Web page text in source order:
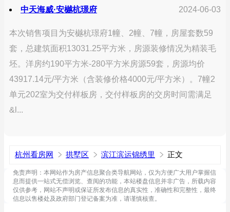
中天海威·安樾杭璟府 2024-06-03
本次销售项目为安樾杭璟府1幢、2幢、7幢，房屋套数59
套，总建筑面积13031.25平方米，房源装修情况为精装毛
坯。洋房约190平方米-280平方米房源59套，房源均价
43917.14元/平方米（含装修价格4000元/平方米）。7幢2
单元202室为交付样板房，交付样板房的交房时间需满足
&l...
杭州看房网 拱墅区 滨江滨运锦绣里 正文
免责声明：本网站作为房产信息聚合类导航网站，仅为方便广大用户掌握信
息而提供一站式无偿浏览、查阅的功能，本站楼盘信息并非广告，所载内容
仅供参考，网站不声明或保证所发布信息的真实性，准确性和完整性，最终
信息以售楼处及政府部门登记备案为准，请谨慎核查。